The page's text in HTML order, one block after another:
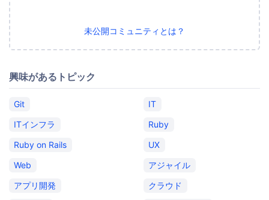
未公開コミュニティとは？
興味があるトピック
Git
IT
ITインフラ
Ruby
Ruby on Rails
UX
Web
アジャイル
アプリ開発
クラウド